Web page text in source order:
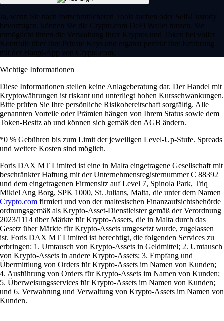
Ja, wenn Sie nach fortschrittlicheren Tools suchen oder Self-Custody
bevorzugen, können Sie die Crypto.com DeFi Wallet nutzen. Sie
ermöglicht Ihnen die Verwaltung Ihrer Kryptos und Token bei voller
Kontrolle über Ihre Private Keys und ergänzt perfekt Ihre Erfahrung
mit der Haupt-App von Crypto.com.
Wichtige Informationen
Diese Informationen stellen keine Anlageberatung dar. Der Handel mit
Kryptowährungen ist riskant und unterliegt hohen Kursschwankungen.
Bitte prüfen Sie Ihre persönliche Risikobereitschaft sorgfältig. Alle
genannten Vorteile oder Prämien hängen von Ihrem Status sowie dem
Token-Besitz ab und können sich gemäß den AGB ändern.
*0 % Gebühren bis zum Limit der jeweiligen Level-Up-Stufe. Spreads
und weitere Kosten sind möglich.
Foris DAX MT Limited ist eine in Malta eingetragene Gesellschaft mit
beschränkter Haftung mit der Unternehmensregisternummer C 88392
und dem eingetragenen Firmensitz auf Level 7, Spinola Park, Triq
Mikiel Ang Borg, SPK 1000, St. Julians, Malta, die unter dem Namen
Crypto.com firmiert und von der maltesischen Finanzaufsichtsbehörde
ordnungsgemäß als Krypto-Asset-Dienstleister gemäß der Verordnung
2023/1114 über Märkte für Krypto-Assets, die in Malta durch das
Gesetz über Märkte für Krypto-Assets umgesetzt wurde, zugelassen
ist. Foris DAX MT Limited ist berechtigt, die folgenden Services zu
erbringen: 1. Umtausch von Krypto-Assets in Geldmittel; 2. Umtausch
von Krypto-Assets in andere Krypto-Assets; 3. Empfang und
Übermittlung von Orders für Krypto-Assets im Namen von Kunden;
4. Ausführung von Orders für Krypto-Assets im Namen von Kunden;
5. Überweisungsservices für Krypto-Assets im Namen von Kunden;
und 6. Verwahrung und Verwaltung von Krypto-Assets im Namen von
Kunden.